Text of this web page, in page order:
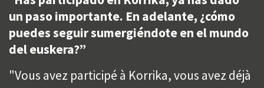
un paso importante. En adelante, ¿cómo
puedes seguir sumergiéndote en el mundo
del euskera?”
"Vous avez participé à Korrika, vous avez déjà